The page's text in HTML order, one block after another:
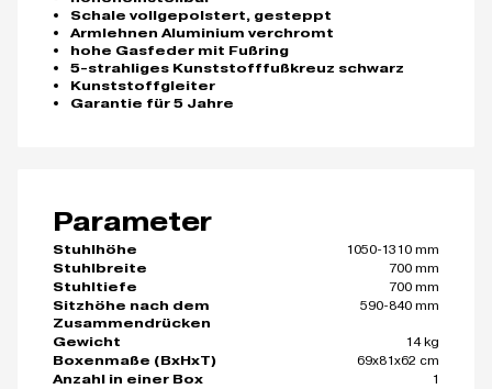
Schale vollgepolstert, gesteppt
Armlehnen Aluminium verchromt
hohe Gasfeder mit Fußring
5-strahliges Kunststofffußkreuz schwarz
Kunststoffgleiter
Garantie für 5 Jahre
Parameter
Stuhlhöhe
1050-1310 mm
Stuhlbreite
700 mm
Stuhltiefe
700 mm
Sitzhöhe nach dem
Zusammendrücken
590-840 mm
Gewicht
14 kg
Boxenmaße (BxHxT)
69x81x62 cm
Anzahl in einer Box
1